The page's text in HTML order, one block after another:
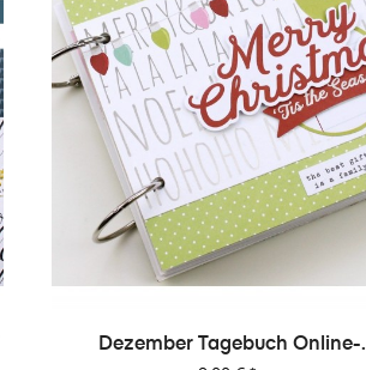
Dezember Tagebuch Online-